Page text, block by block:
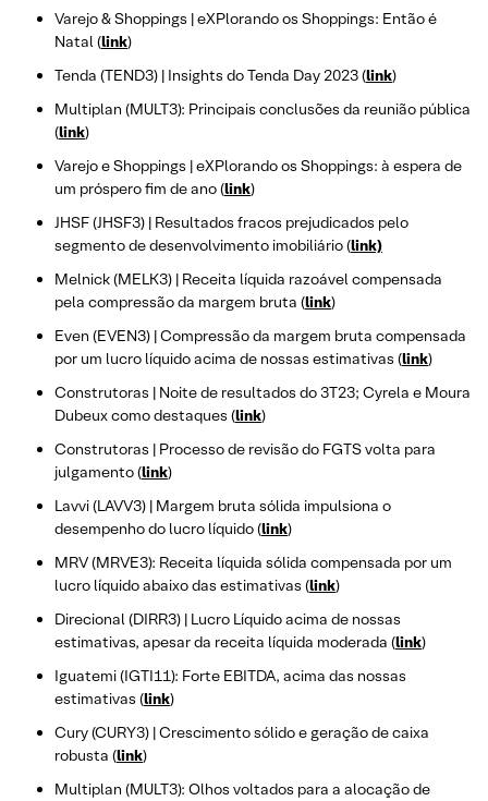
Varejo & Shoppings | eXPlorando os Shoppings: Então é
Natal (link)
Tenda (TEND3) | Insights do Tenda Day 2023 (link)
Multiplan (MULT3): Principais conclusões da reunião pública
(link)
Varejo e Shoppings | eXPlorando os Shoppings: à espera de
um próspero fim de ano (link)
JHSF (JHSF3) | Resultados fracos prejudicados pelo
segmento de desenvolvimento imobiliário (link)
Melnick (MELK3) | Receita líquida razoável compensada
pela compressão da margem bruta (link)
Even (EVEN3) | Compressão da margem bruta compensada
por um lucro líquido acima de nossas estimativas (link)
Construtoras | Noite de resultados do 3T23; Cyrela e Moura
Dubeux como destaques (link)
Construtoras | Processo de revisão do FGTS volta para
julgamento (link)
Lavvi (LAVV3) | Margem bruta sólida impulsiona o
desempenho do lucro líquido (link)
MRV (MRVE3): Receita líquida sólida compensada por um
lucro líquido abaixo das estimativas (link)
Direcional (DIRR3) | Lucro Líquido acima de nossas
estimativas, apesar da receita líquida moderada (link)
Iguatemi (IGTI11): Forte EBITDA, acima das nossas
estimativas (link)
Cury (CURY3) | Crescimento sólido e geração de caixa
robusta (link)
Multiplan (MULT3): Olhos voltados para a alocação de